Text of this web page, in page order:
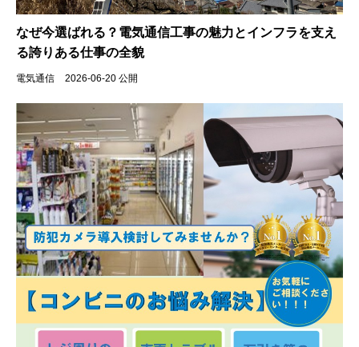
なぜ今選ばれる？電気通信工事の魅力とインフラを支え
る誇りある仕事の全貌
電気通信 2026-06-20 公開